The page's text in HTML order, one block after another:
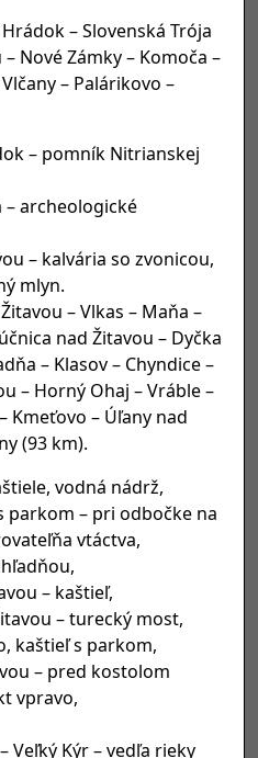
– Slovenská Trója
Nové Zámky – Komoča –
– Palárikovo –
– pomník Nitrianskej
– archeologické
– kalvária so zvonicou,
mlyn.
– Vlkas – Maňa –
nad Žitavou – Dyčka
– Klasov – Chyndice –
– Horný Ohaj – Vráble –
Kmeťovo – Úľany nad
(93 km).
vodná nádrž,
parkom – pri odbočke na
vtáctva,
– kaštieľ,
– turecký most,
kaštieľ s parkom,
– pred kostolom
vpravo,
Veľký Kýr – vedľa rieky